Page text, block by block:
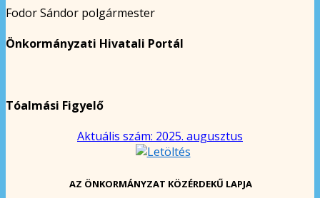
Fodor Sándor polgármester
Önkormányzati Hivatali Portál
Tóalmási Figyelő
Aktuális szám: 2025. augusztus
AZ ÖNKORMÁNYZAT KÖZÉRDEKŰ LAPJA